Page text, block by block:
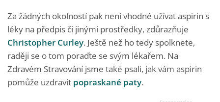
Za žádných okolností pak není vhodné užívat aspirin s
léky na předpis či jinými prostředky, zdůrazňuje
Christopher Curley. Ještě než ho tedy spolknete,
raději se o tom poraďte se svým lékařem. Na
Zdravém Stravování jsme také psali, jak vám aspirin
pomůže uzdravit popraskané paty.